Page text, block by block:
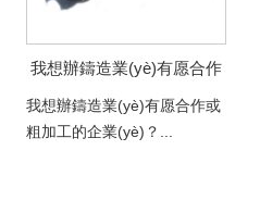
我想辦鑄造業(yè)有愿合作
或粗加工的企業
(yè)？
我想辦鑄造業(yè)有愿合作或
粗加工的企業(yè)？...